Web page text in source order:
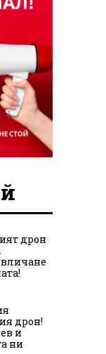
дрон
дрон!
и
ни